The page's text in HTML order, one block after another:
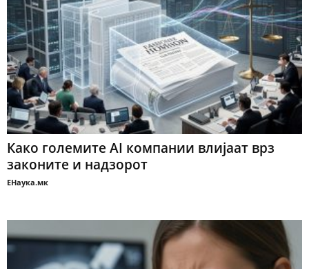
Како големите AI компании влијаат врз
законите и надзорот
ЕНаука.мк